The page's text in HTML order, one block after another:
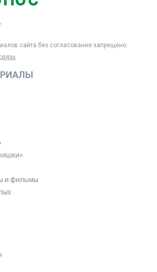
сайта без согласования запрещено.
и фильмы